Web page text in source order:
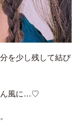
を少し残して結び
ん風に…♡